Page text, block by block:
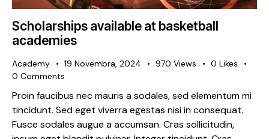
Scholarships available at basketball
academies
Academy 19 Novembra, 2024 970 Views 0 Likes
0 Comments
Proin faucibus nec mauris a sodales, sed elementum mi
tincidunt. Sed eget viverra egestas nisi in consequat.
Fusce sodales augue a accumsan. Cras sollicitudin,